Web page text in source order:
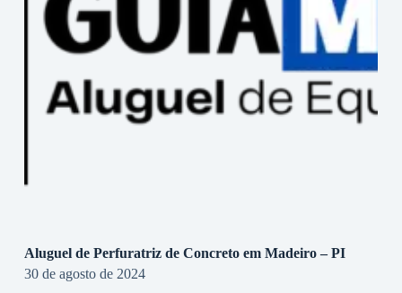
Aluguel de Perfuratriz de Concreto em Madeiro – PI
30 de agosto de 2024